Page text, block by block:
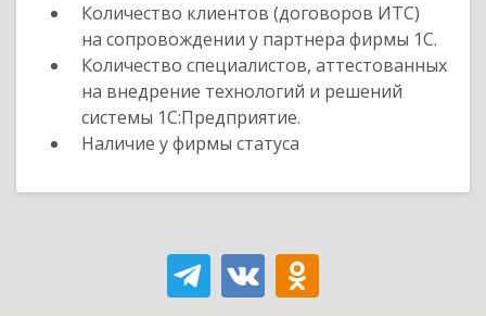
Количество клиентов (договоров ИТС)
на сопровождении у партнера фирмы 1С.
Количество специалистов, аттестованных
на внедрение технологий и решений
системы 1С:Предприятие.
Наличие у фирмы статуса